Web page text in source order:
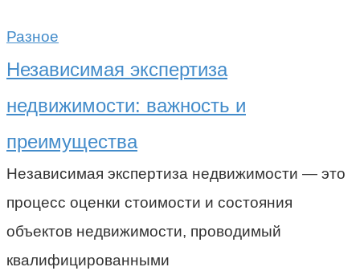
Разное
Независимая экспертиза
недвижимости: важность и
преимущества
Независимая экспертиза недвижимости — это
процесс оценки стоимости и состояния
объектов недвижимости, проводимый
квалифицированными